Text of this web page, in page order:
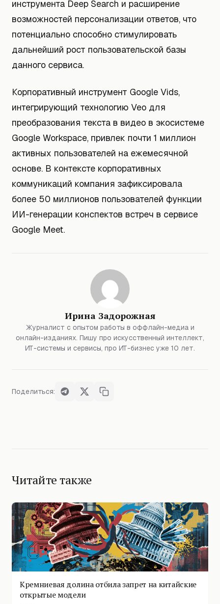
инструмента Deep Search и расширение
возможностей персонализации ответов, что
потенциально способно стимулировать
дальнейший рост пользовательской базы
данного сервиса.
Корпоративный инструмент Google Vids,
интегрирующий технологию Veo для
преобразования текста в видео в экосистеме
Google Workspace, привлек почти 1 миллион
активных пользователей на ежемесячной
основе. В контексте корпоративных
коммуникаций компания зафиксировала
более 50 миллионов пользователей функции
ИИ-генерации конспектов встреч в сервисе
Google Meet.
Ирина Задорожная
Журналист с опытом работы в оффлайн-медиа и
онлайн-изданиях. Пишу про искусственный интеллект,
ИТ-системы и сервисы, про ИТ-бизнес уже 10 лет.
Поделиться:
Читайте также
Кремниевая долина отбила запрет на китайские
открытые модели